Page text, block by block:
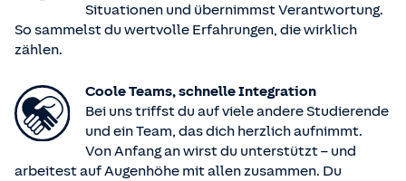
Situationen und übernimmst Verantwortung.
So sammelst du wertvolle Erfahrungen, die wirklich
zählen.
Coole Teams, schnelle Integration
Bei uns triffst du auf viele andere Studierende
und ein Team, das dich herzlich aufnimmt.
Von Anfang an wirst du unterstützt – und
arbeitest auf Augenhöhe mit allen zusammen. Du